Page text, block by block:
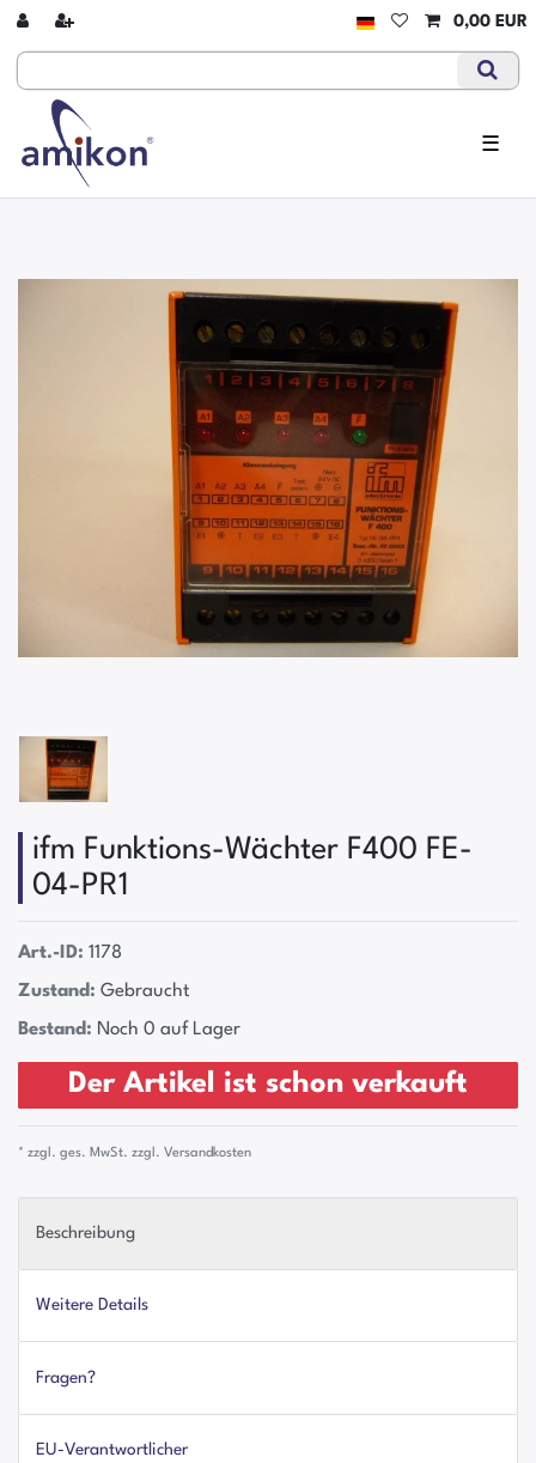
0,00 EUR
☰
ifm Funktions-Wächter F400 FE-
04-PR1
Art.-ID: 1178
Zustand: Gebraucht
Bestand: Noch 0 auf Lager
Der Artikel ist schon verkauft
* zzgl. ges. MwSt. zzgl. Versandkosten
Beschreibung
Weitere Details
Fragen?
EU-Verantwortlicher